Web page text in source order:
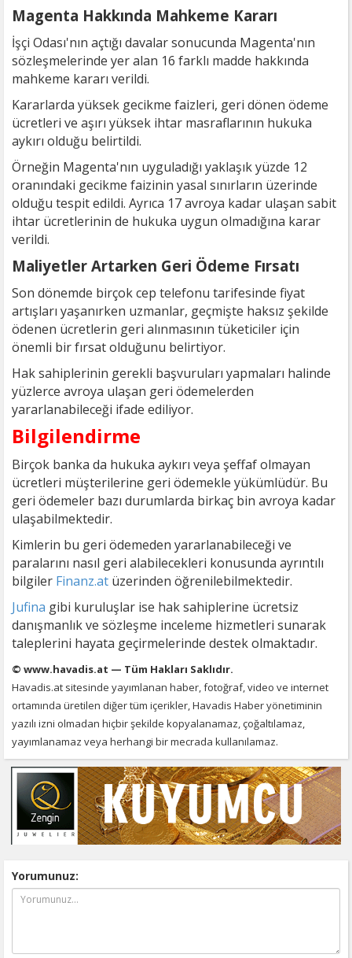
Magenta Hakkında Mahkeme Kararı
İşçi Odası'nın açtığı davalar sonucunda Magenta'nın
sözleşmelerinde yer alan 16 farklı madde hakkında
mahkeme kararı verildi.
Kararlarda yüksek gecikme faizleri, geri dönen ödeme
ücretleri ve aşırı yüksek ihtar masraflarının hukuka
aykırı olduğu belirtildi.
Örneğin Magenta'nın uyguladığı yaklaşık yüzde 12
oranındaki gecikme faizinin yasal sınırların üzerinde
olduğu tespit edildi. Ayrıca 17 avroya kadar ulaşan sabit
ihtar ücretlerinin de hukuka uygun olmadığına karar
verildi.
Maliyetler Artarken Geri Ödeme Fırsatı
Son dönemde birçok cep telefonu tarifesinde fiyat
artışları yaşanırken uzmanlar, geçmişte haksız şekilde
ödenen ücretlerin geri alınmasının tüketiciler için
önemli bir fırsat olduğunu belirtiyor.
Hak sahiplerinin gerekli başvuruları yapmaları halinde
yüzlerce avroya ulaşan geri ödemelerden
yararlanabileceği ifade ediliyor.
Bilgilendirme
Birçok banka da hukuka aykırı veya şeffaf olmayan
ücretleri müşterilerine geri ödemekle yükümlüdür. Bu
geri ödemeler bazı durumlarda birkaç bin avroya kadar
ulaşabilmektedir.
Kimlerin bu geri ödemeden yararlanabileceği ve
paralarını nasıl geri alabilecekleri konusunda ayrıntılı
bilgiler Finanz.at üzerinden öğrenilebilmektedir.
Jufina gibi kuruluşlar ise hak sahiplerine ücretsiz
danışmanlık ve sözleşme inceleme hizmetleri sunarak
taleplerini hayata geçirmelerinde destek olmaktadır.
© www.havadis.at — Tüm Hakları Saklıdır.
Havadis.at sitesinde yayımlanan haber, fotoğraf, video ve internet
ortamında üretilen diğer tüm içerikler, Havadis Haber yönetiminin
yazılı izni olmadan hiçbir şekilde kopyalanamaz, çoğaltılamaz,
yayımlanamaz veya herhangi bir mecrada kullanılamaz.
Yorumunuz: